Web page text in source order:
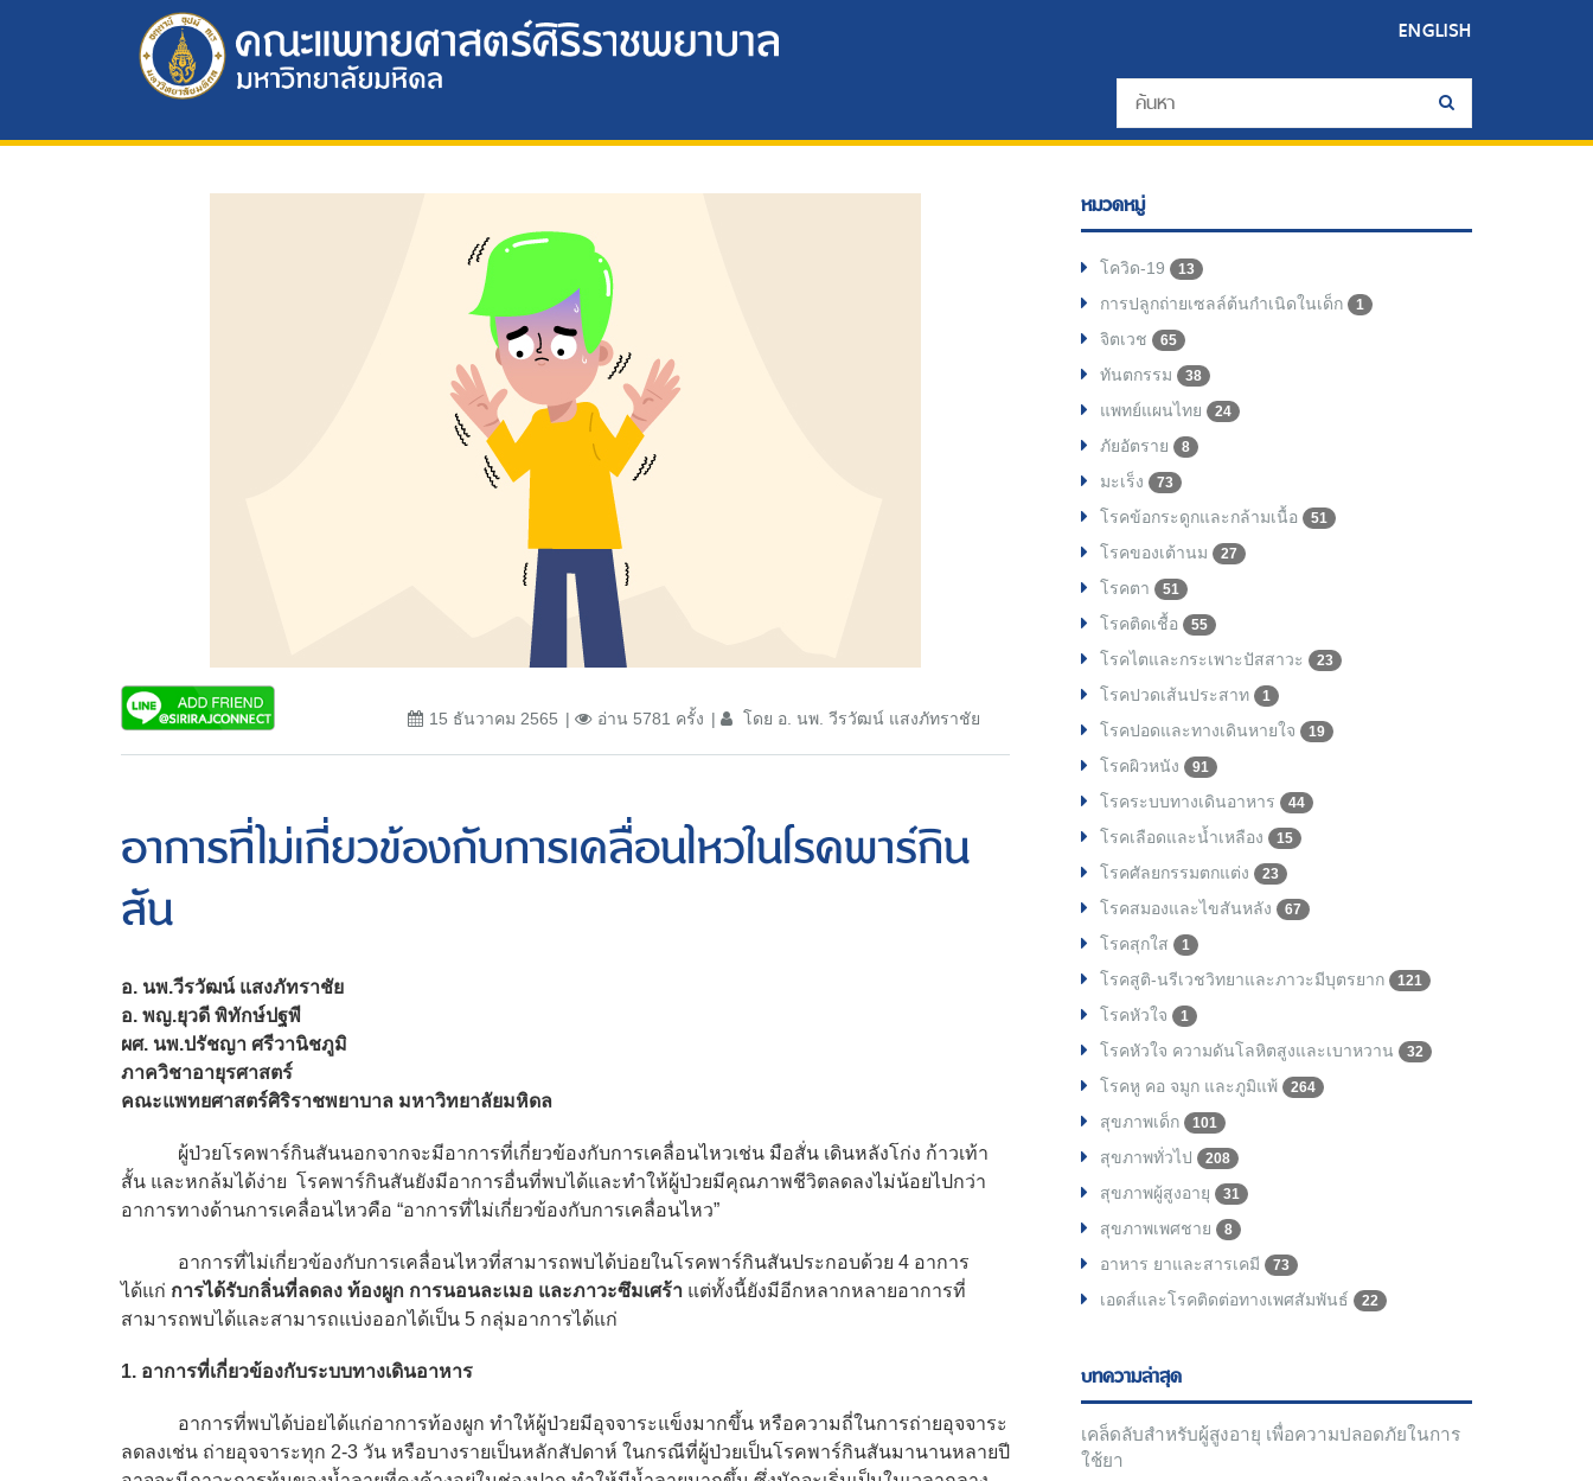
ENGLISH
15 ธันวาคม 2565 อ่าน 5781 ครั้ง โดย อ. นพ. วีรวัฒน์ แสงภัทราชัย
อาการที่ไม่เกี่ยวข้องกับการเคลื่อนไหวในโรคพาร์กิน
สัน
อ. นพ.วีรวัฒน์ แสงภัทราชัย
อ. พญ.ยุวดี พิทักษ์ปฐพี
ผศ. นพ.ปรัชญา ศรีวานิชภูมิ
ภาควิชาอายุรศาสตร์
คณะแพทยศาสตร์ศิริราชพยาบาล มหาวิทยาลัยมหิดล
ผู้ป่วยโรคพาร์กินสันนอกจากจะมีอาการที่เกี่ยวข้องกับการเคลื่อนไหวเช่น มือสั่น เดินหลังโก่ง ก้าวเท้า
สั้น และหกล้มได้ง่าย โรคพาร์กินสันยังมีอาการอื่นที่พบได้และทำให้ผู้ป่วยมีคุณภาพชีวิตลดลงไม่น้อยไปกว่า
อาการทางด้านการเคลื่อนไหวคือ “อาการที่ไม่เกี่ยวข้องกับการเคลื่อนไหว”
อาการที่ไม่เกี่ยวข้องกับการเคลื่อนไหวที่สามารถพบได้บ่อยในโรคพาร์กินสันประกอบด้วย 4 อาการ
ได้แก่ การได้รับกลิ่นที่ลดลง ท้องผูก การนอนละเมอ และภาวะซึมเศร้า แต่ทั้งนี้ยังมีอีกหลากหลายอาการที่
สามารถพบได้และสามารถแบ่งออกได้เป็น 5 กลุ่มอาการได้แก่
1. อาการที่เกี่ยวข้องกับระบบทางเดินอาหาร
อาการที่พบได้บ่อยได้แก่อาการท้องผูก ทำให้ผู้ป่วยมีอุจจาระแข็งมากขึ้น หรือความถี่ในการถ่ายอุจจาระ
ลดลงเช่น ถ่ายอุจจาระทุก 2-3 วัน หรือบางรายเป็นหลักสัปดาห์ ในกรณีที่ผู้ป่วยเป็นโรคพาร์กินสันมานานหลายปี
หมวดหมู่
โควิด-19 13
การปลูกถ่ายเซลล์ต้นกำเนิดในเด็ก 1
จิตเวช 65
ทันตกรรม 38
แพทย์แผนไทย 24
ภัยอัตราย 8
มะเร็ง 73
โรคข้อกระดูกและกล้ามเนื้อ 51
โรคของเต้านม 27
โรคตา 51
โรคติดเชื้อ 55
โรคไตและกระเพาะปัสสาวะ 23
โรคปวดเส้นประสาท 1
โรคปอดและทางเดินหายใจ 19
โรคผิวหนัง 91
โรคระบบทางเดินอาหาร 44
โรคเลือดและน้ำเหลือง 15
โรคศัลยกรรมตกแต่ง 23
โรคสมองและไขสันหลัง 67
โรคสุกใส 1
โรคสูติ-นรีเวชวิทยาและภาวะมีบุตรยาก 121
โรคหัวใจ 1
โรคหัวใจ ความดันโลหิตสูงและเบาหวาน 32
โรคหู คอ จมูก และภูมิแพ้ 264
สุขภาพเด็ก 101
สุขภาพทั่วไป 208
สุขภาพผู้สูงอายุ 31
สุขภาพเพศชาย 8
อาหาร ยาและสารเคมี 73
เอดส์และโรคติดต่อทางเพศสัมพันธ์ 22
บทความล่าสุด
เคล็ดลับสำหรับผู้สูงอายุ เพื่อความปลอดภัยในการ
ใช้ยา